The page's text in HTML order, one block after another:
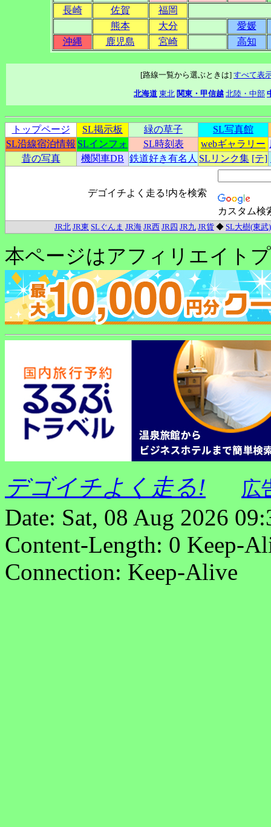
長崎
佐賀
福岡
熊本
大分
愛媛
沖縄
鹿児島 宮崎 高知
[路線一覧から選ぶときは] すべて表
北海道 東北 関東・甲信越 北陸・中部
トップページ SL掲示板 緑の草子
SL写真館
SL沿線宿泊情報 SLインフォ SL時刻表 webギャラリー
昔の写真
機関車DB 鉄道好き有名人 SLリンク集 [テ]
デゴイチよく走る!内を検索
カスタム検
JR北 JR東 SLぐんま JR海 JR西 JR四 JR九 JR貨 ◆ SL大樹(東武)
本ページはアフィリエイト
デゴイチよく走る! 広
Date: Sat, 08 Aug 2026
Content-Length: 0 Keep-
Connection: Keep-Alive